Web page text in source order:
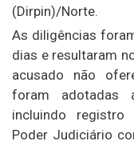
(Dirpin)/Norte.
As diligências
dias e resultaram
acusado não
foram adotadas
incluindo registro
Poder Judiciário